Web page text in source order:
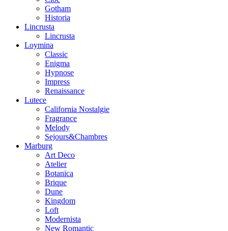
Gotham
Historia
Lincrusta
Lincrusta
Loymina
Classic
Enigma
Hypnose
Impress
Renaissance
Lutece
California Nostalgie
Fragrance
Melody
Sejours&Chambres
Marburg
Art Deco
Atelier
Botanica
Brique
Dune
Kingdom
Loft
Modernista
New Romantic